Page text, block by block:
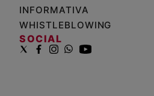
INFORMATIVA
WHISTLEBLOWING
SOCIAL